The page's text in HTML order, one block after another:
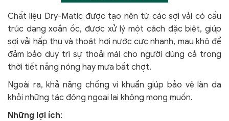
Chất liệu Dry-Matic được tạo nên từ các sợi vải có cấu
trúc dạng xoắn ốc, được xử lý một cách đặc biệt, giúp
sợi vải hấp thụ và thoát hơi nước cực nhanh, mau khô để
đảm bảo duy trì sự thoải mái cho người dùng cả trong
thời tiết nắng nóng hay mưa bất chợt.
Ngoài ra, khả năng chống vi khuẩn giúp bảo vệ làn da
khỏi những tác động ngoại lai không mong muốn.
Những lợi ích: